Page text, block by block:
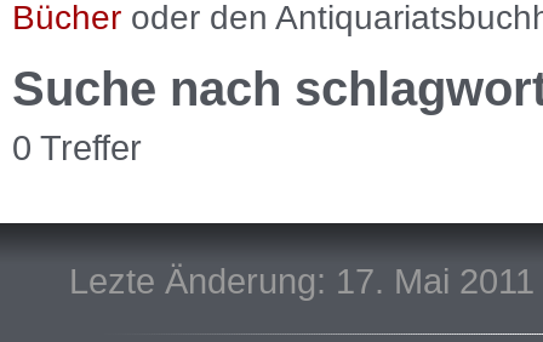
Bücher oder den
Suche nach
0 Treffer
Lezte Änderung: 17. Mai